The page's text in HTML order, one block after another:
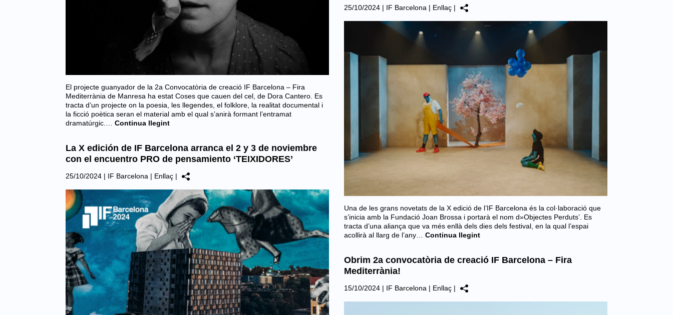
El projecte guanyador de la 2a Convocatòria de creació IF Barcelona – Fira
Mediterrània de Manresa ha estat Coses que cauen del cel, de Dora Cantero. Es
tracta d’un projecte on la poesia, les llegendes, el folklore, la realitat documental i
la ficció poètica seran el material amb el qual s’anirà formant l’entramat
dramatúrgic.…
Continua llegint
25/10/2024 | IF Barcelona | Enllaç |
Una de les grans novetats de la X edició de l’IF Barcelona és la col·laboració que
s’inicia amb la Fundació Joan Brossa i portarà el nom d»Objectes Perduts’. Es
tracta d’una aliança que va més enllà dels dies dels festival, en la qual l’espai
acollirà al llarg de l’any…
Continua llegint
La X edición de IF Barcelona arranca el 2 y 3 de noviembre
con el encuentro PRO de pensamiento ‘TEIXIDORES’
25/10/2024 | IF Barcelona | Enllaç |
Obrim 2a convocatòria de creació IF Barcelona – Fira
Mediterrània!
15/10/2024 | IF Barcelona | Enllaç |